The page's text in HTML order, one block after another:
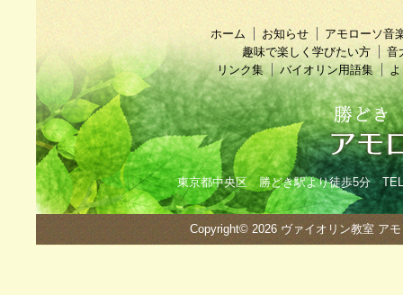
ホーム お知らせ
アモローソ音
趣味で楽しく学びたい方
音
リンク集
バイオリン用語集
東京都中央区 勝どき駅より徒歩5分
Copyright© 2026 ヴァイオリン教室 ア